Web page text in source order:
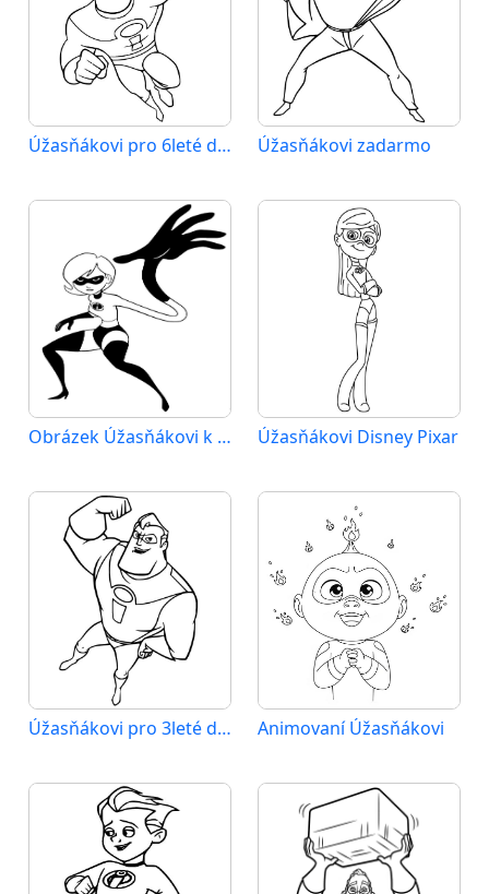
Úžasňákovi pro 6leté děti Úžasňákovi zadarmo
Obrázek Úžasňákovi k vytištění Úžasňákovi Disney Pixar
Úžasňákovi pro 3leté děti Animovaní Úžasňákovi